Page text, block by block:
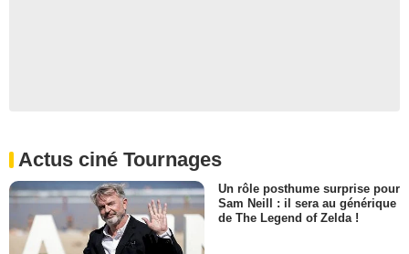
Actus ciné Tournages
Un rôle posthume surprise pour
Sam Neill : il sera au générique
de The Legend of Zelda !